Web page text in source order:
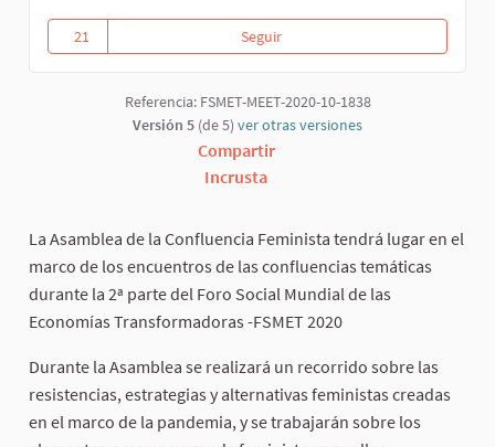
21
21 seguidoras
SeguirAsamblea de la Confluencia
Referencia: FSMET-MEET-2020-10-1838
Versión 5 (de 5) ver otras versiones
Compartir
Incrusta
La Asamblea de la Confluencia Feminista tendrá lugar en el
marco de los encuentros de las confluencias temáticas
durante la 2ª parte del Foro Social Mundial de las
Economías Transformadoras -FSMET 2020
Durante la Asamblea se realizará un recorrido sobre las
resistencias, estrategias y alternativas feministas creadas
en el marco de la pandemia, y se trabajarán sobre los